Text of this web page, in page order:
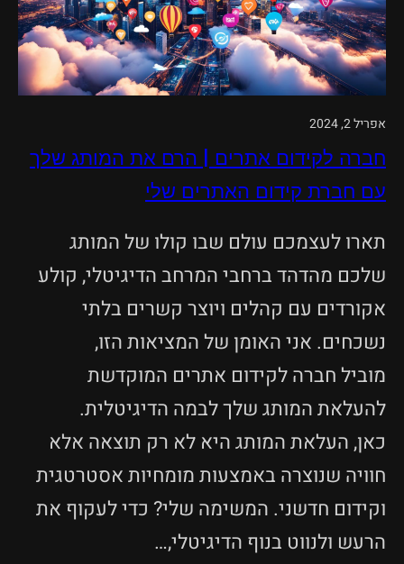
אפריל 2, 2024
חברה לקידום אתרים | הרם את המותג שלך
עם חברת קידום האתרים שלי
תארו לעצמכם עולם שבו קולו של המותג
שלכם מהדהד ברחבי המרחב הדיגיטלי, קולע
אקורדים עם קהלים ויוצר קשרים בלתי
נשכחים. אני האומן של המציאות הזו,
מוביל חברה לקידום אתרים המוקדשת
להעלאת המותג שלך לבמה הדיגיטלית.
כאן, העלאת המותג היא לא רק תוצאה אלא
חוויה שנוצרה באמצעות מומחיות אסטרטגית
וקידום חדשני. המשימה שלי? כדי לעקוף את
הרעש ולנווט בנוף הדיגיטלי,…